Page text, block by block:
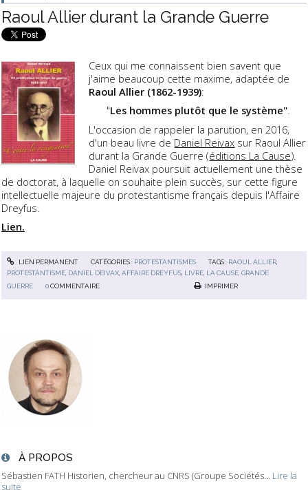
À PROPOS
Sébastien FATH Historien, chercheur au CNRS (Groupe Sociétés... Lire la
suite
Raoul Allier durant la Grande Guerre
Ceux qui me connaissent bien savent que
j'aime beaucoup cette maxime, adaptée de
Raoul Allier (1862-1939):
"Les hommes plutôt que le système".
L'occasion de rappeler la parution, en 2016,
d'un beau livre de Daniel Reivax sur Raoul Allier
durant la Grande Guerre (éditions La Cause).
Daniel Reivax poursuit actuellement une thèse
de doctorat, à laquelle on souhaite plein succès, sur cette figure
intellectuelle majeure du protestantisme français depuis l'Affaire
Dreyfus.
Lien.
LIEN PERMANENT CATÉGORIES : PROTESTANTISMES TAGS : RAOUL ALLIER
PROTESTANTISME DANIEL DEIVAX ,AFFAIRE DREYFUS LIVRE LA CAUSE ,GRANDE
GUERRE
0 COMMENTAIRE IMPRIMER